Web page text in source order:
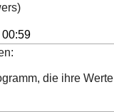
die ihre